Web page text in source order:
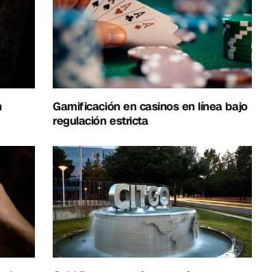
Gamificación en casinos en línea bajo
regulación estricta